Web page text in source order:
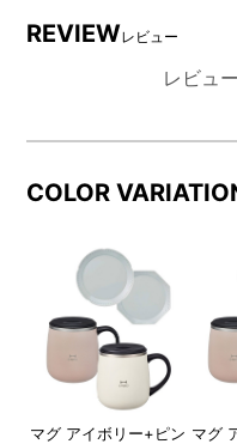
『蓋つきステンレスマ
アウトドアはもちろん
『FLOWERプレートセ
食器洗浄機や電子レン
DETAIL商品詳細
●蓋つきステンレスマグ
REVIEWレビュー
レビュ
COLOR
マグ アイボリー+ピン マグ